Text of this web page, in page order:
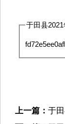
于田县
上一篇： 于